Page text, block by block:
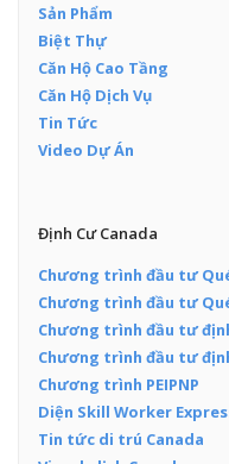
Sản Phẩm
Biệt Thự
Căn Hộ Cao Tầng
Căn Hộ Dịch Vụ
Tin Tức
Video Dự Án
Định Cư Canada
Chương trình đầu tư
Chương trình đầu tư
Chương trình đầu tư
Chương trình đầu tư
Chương trình PEIPNP
Diện Skill Worker
Tin tức di trú Canada